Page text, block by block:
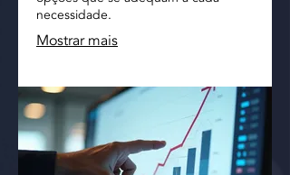
necessidade.
Mostrar mais